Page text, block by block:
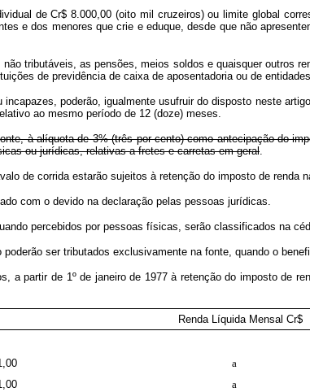
de Cr$ 8.000,00 (oito mil cruzeiros) ou limite global
e dos menores que crie e eduque, desde que não
tributáveis, as pensões, meios soldos e quaisquer outros
de previdência de caixa de aposentadoria ou de
poderão, igualmente usufruir do disposto neste
ao mesmo período de 12 (doze) meses.
à alíquota de 3% (três por cento) como antecipação do
ou jurídicas, relativas a fretes e carretas em geral.
de corrida estarão sujeitos à retenção do imposto de renda
com o devido na declaração pelas pessoas jurídicas.
percebidos por pessoas físicas, serão classificados na
ser tributados exclusivamente na fonte, quando o
a partir de 1º de janeiro de 1977 à retenção do imposto de
Renda Líquida Mensal Cr$
a
a